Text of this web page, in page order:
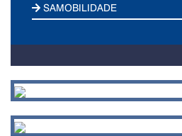
SAMOBILIDADE